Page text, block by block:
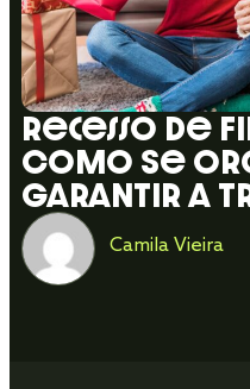
Recesso de
Como Se
Garantir a
Camila Vieira